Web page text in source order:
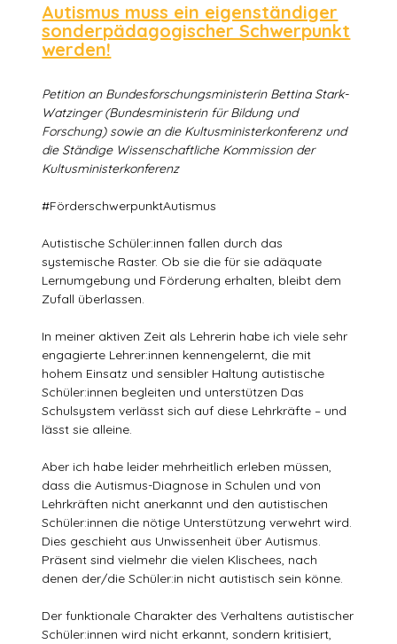
Autismus muss ein eigenständiger
sonderpädagogischer Schwerpunkt
werden!
Petition an Bundesforschungsministerin Bettina Stark-
Watzinger (Bundesministerin für Bildung und
Forschung) sowie an die Kultusministerkonferenz und
die Ständige Wissenschaftliche Kommission der
Kultusministerkonferenz
#FörderschwerpunktAutismus
Autistische Schüler:innen fallen durch das
systemische Raster. Ob sie die für sie adäquate
Lernumgebung und Förderung erhalten, bleibt dem
Zufall überlassen.
In meiner aktiven Zeit als Lehrerin habe ich viele sehr
engagierte Lehrer:innen kennengelernt, die mit
hohem Einsatz und sensibler Haltung autistische
Schüler:innen begleiten und unterstützen Das
Schulsystem verlässt sich auf diese Lehrkräfte – und
lässt sie alleine.
Aber ich habe leider mehrheitlich erleben müssen,
dass die Autismus-Diagnose in Schulen und von
Lehrkräften nicht anerkannt und den autistischen
Schüler:innen die nötige Unterstützung verwehrt wird.
Dies geschieht aus Unwissenheit über Autismus.
Präsent sind vielmehr die vielen Klischees, nach
denen der/die Schüler:in nicht autistisch sein könne.
Der funktionale Charakter des Verhaltens autistischer
Schüler:innen wird nicht erkannt, sondern kritisiert,